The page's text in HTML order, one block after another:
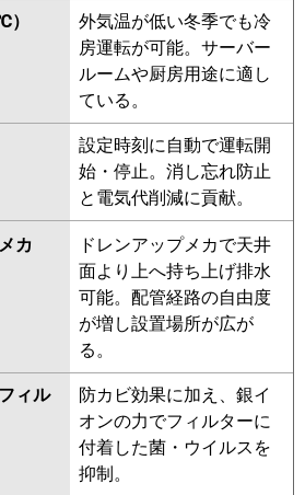
P63T7SHB PA-P63T7SHN
PA-P63T7SH PA-P63T6SCNB
PA-P63T6SCB
PA-P63T6SHB
PA-P63T6SHNB
外気温が低い冬季でも冷
房運転が可能。サーバー
ルームや厨房用途に適し
ている。
設定時刻に自動で運転開
始・停止。消し忘れ防止
と電気代削減に貢献。
カ
ドレンアップメカで天井
面より上へ持ち上げ排水
可能。配管経路の自由度
が増し設置場所が広が
る。
ィル
防カビ効果に加え、銀イ
オンの力でフィルターに
付着した菌・ウイルスを
抑制。